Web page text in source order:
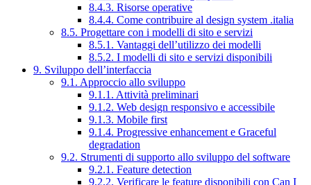
8.4.3. Risorse operative
8.4.4. Come contribuire al design system .italia
8.5. Progettare con i modelli di sito e servizi
8.5.1. Vantaggi dell’utilizzo dei modelli
8.5.2. I modelli di sito e servizi disponibili
9. Sviluppo dell’interfaccia
9.1. Approccio allo sviluppo
9.1.1. Attività preliminari
9.1.2. Web design responsivo e accessibile
9.1.3. Mobile first
9.1.4. Progressive enhancement e Graceful
degradation
9.2. Strumenti di supporto allo sviluppo del software
9.2.1. Feature detection
9.2.2. Verificare le feature disponibili con Can I